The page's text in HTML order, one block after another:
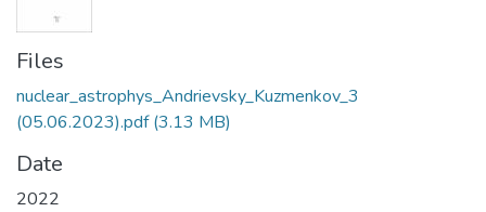
Files
nuclear_astrophys_Andrievsky_Kuzmenkov_3
(05.06.2023).pdf(3.13 MB)
Date
2022